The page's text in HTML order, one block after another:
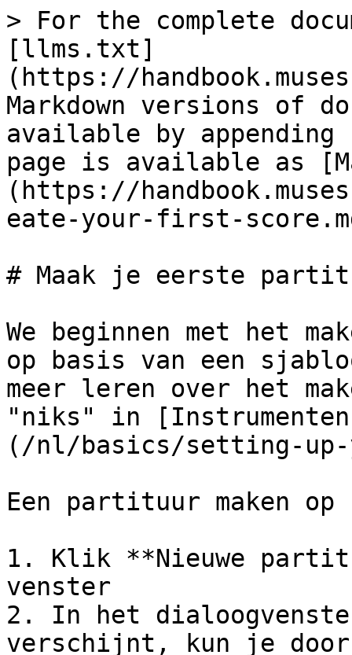
> For the complete
[llms.txt]
(https://
Markdown versions of
available by
page is available as
(https://
eate-your-first-
# Maak je eerste
We beginnen met het
op basis van een
meer leren over het
"niks" in
(/nl/basics/setting-up-
Een partituur maken
1. Klik **Nieuwe
venster
2. In het
verschijnt, kun je door